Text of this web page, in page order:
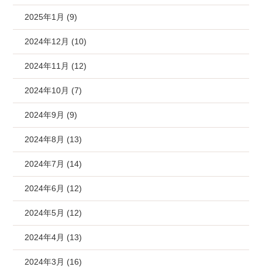
2025年1月 (9)
2024年12月 (10)
2024年11月 (12)
2024年10月 (7)
2024年9月 (9)
2024年8月 (13)
2024年7月 (14)
2024年6月 (12)
2024年5月 (12)
2024年4月 (13)
2024年3月 (16)